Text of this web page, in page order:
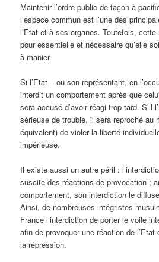
Maintenir l’ordre public de façon à
l’espace commun est l’une des
l’Etat et à ses organes. Toutefois, cette
pour essentielle et nécessaire qu’elle
à manier.
Si l’Etat – ou son représentant, en
interdit un comportement après que
sera accusé d’avoir réagi trop tard. S’il
sérieuse de trouble, il sera reproché au
équivalent) de violer la liberté
impérieuse.
Il existe aussi un autre péril :
suscite des réactions de provocation ;
comportement, son interdiction le
Ainsi, de nombreuses intégristes
France l’interdiction de porter le voile
afin de provoquer une réaction de
la répression.